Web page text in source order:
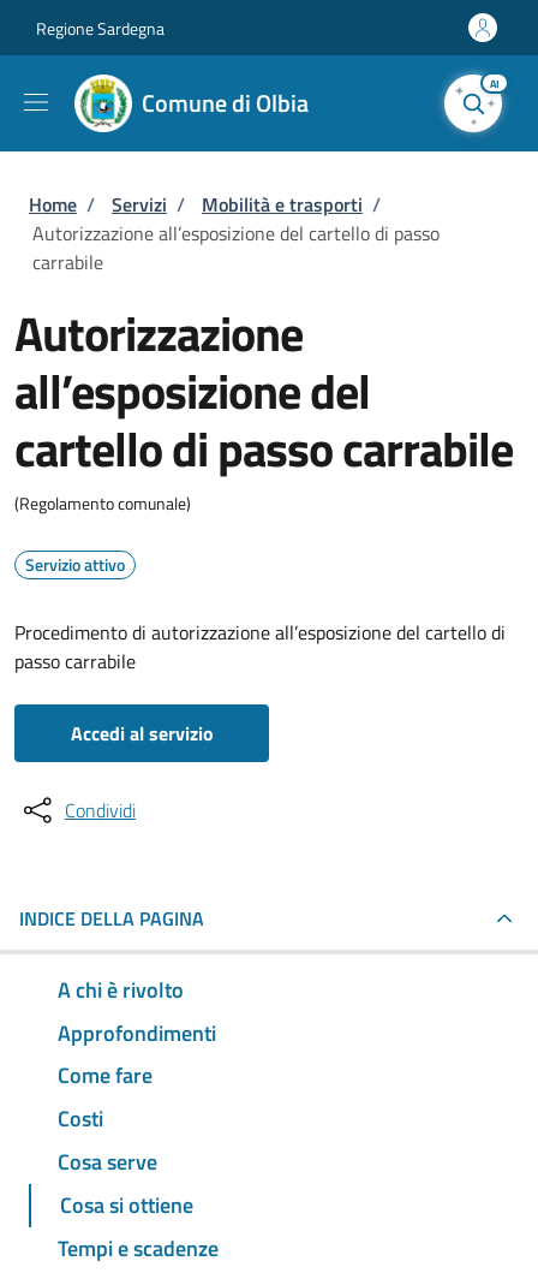
Regione Sardegna
Comune di Olbia
AI
Briciole di pane
Home / Servizi / Mobilità e trasporti /
Autorizzazione all’esposizione del cartello di passo
carrabile
Autorizzazione
all’esposizione del
cartello di passo carrabile
(Regolamento comunale)
Servizio attivo
Procedimento di autorizzazione all’esposizione del cartello di
passo carrabile
Accedi al servizio
Condividi
INDICE DELLA PAGINA
A chi è rivolto
Approfondimenti
Come fare
Costi
Cosa serve
Cosa si ottiene
Tempi e scadenze